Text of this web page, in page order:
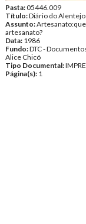
Pasta:05446.009
Título:Diário do Alentejo
Assunto:Artesanato:que
artesanato?
Data: 1986
Fundo:DTC -
Alice Chicó
Tipo Documental:
Página(s): 1